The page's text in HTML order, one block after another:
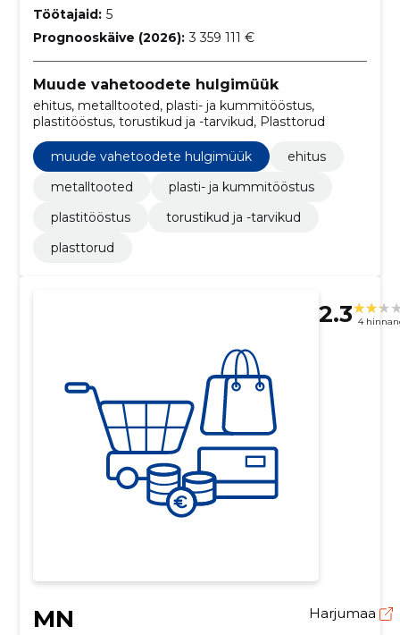
Töötajaid: 5
Prognooskäive (2026): 3 359 111 €
Muude vahetoodete hulgimüük
ehitus, metalltooted, plasti- ja kummitööstus,
plastitööstus, torustikud ja -tarvikud, Plasttorud
muude vahetoodete hulgimüük
ehitus
metalltooted
plasti- ja kummitööstus
plastitööstus
torustikud ja -tarvikud
plasttorud
2.3 4
MN
Harjumaa